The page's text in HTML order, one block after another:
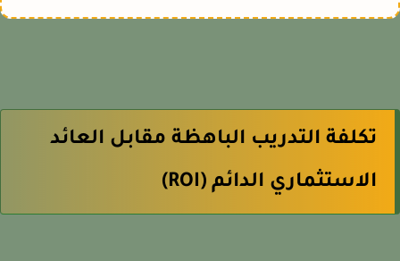
تكلفة التدريب الباهظة مقابل العائد
الاستثماري الدائم (ROI)